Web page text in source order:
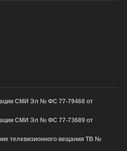
СМИ Эл № ФС 77-79468 от
СМИ Эл № ФС 77-73689 от
телевизионного вещания ТВ №